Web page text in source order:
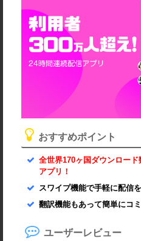
おすすめポイント
全世界170ヶ国ダウンロー
アプリ！
スワイプ機能で手軽に配信
翻訳機能もあって簡単にコ
ユーザーレビュー